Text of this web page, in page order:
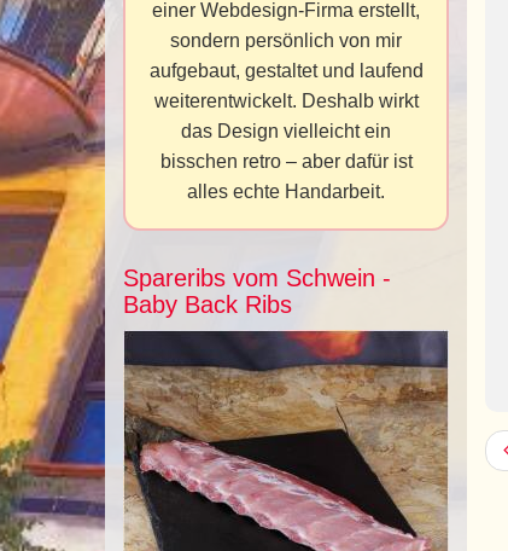
einer Webdesign-Firma erstellt,
sondern persönlich von mir
aufgebaut, gestaltet und laufend
weiterentwickelt. Deshalb wirkt
das Design vielleicht ein
bisschen retro – aber dafür ist
alles echte Handarbeit.
Spareribs vom Schwein -
Baby Back Ribs